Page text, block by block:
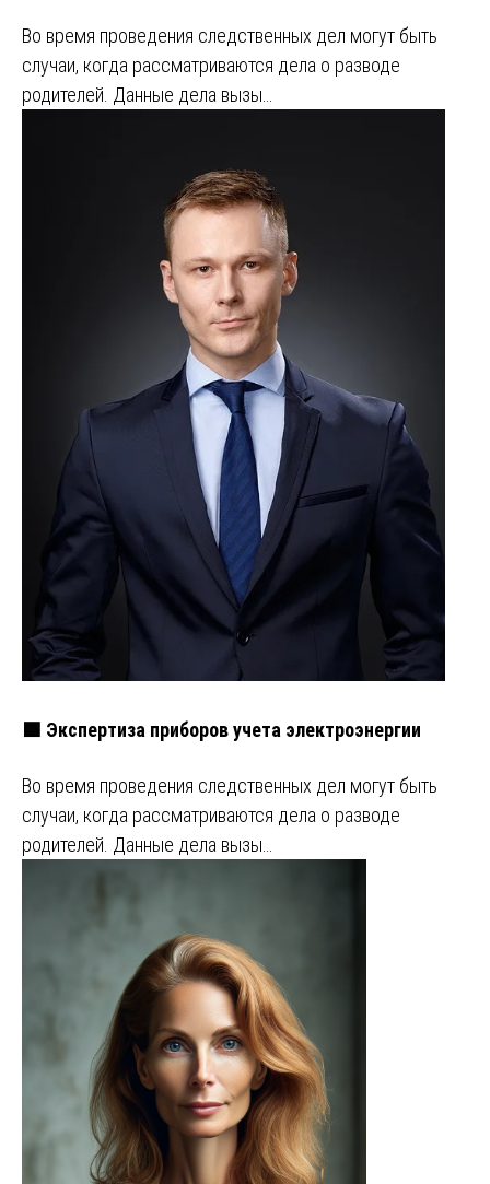
Во время проведения следственных дел могут быть
случаи, когда рассматриваются дела о разводе
родителей. Данные дела вызы…
🟩 Экспертиза приборов учета электроэнергии
Во время проведения следственных дел могут быть
случаи, когда рассматриваются дела о разводе
родителей. Данные дела вызы…